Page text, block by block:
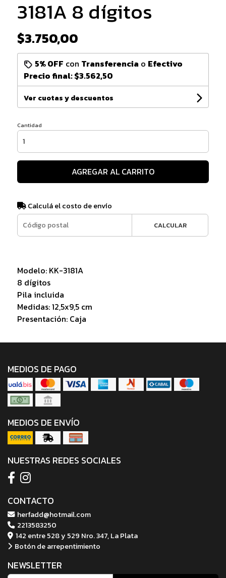
3181A 8 dígitos
$3.750,00
5% OFF con Transferencia o Efectivo
Precio final:$3.562,50
Ver cuotas y descuentos
Cantidad
AGREGAR AL CARRITO
Calculá el costo de envío
CALCULAR
Modelo: KK-3181A
8 dígitos
Pila incluida
Medidas: 12,5x9,5 cm
Presentación: Caja
MEDIOS DE PAGO
MEDIOS DE ENVÍO
NUESTRAS REDES SOCIALES
CONTACTO
herfadd@hotmail.com
2213583250
142 entre 528 y 529 Nro. 347, La Plata
Botón de arrepentimiento
NEWSLETTER